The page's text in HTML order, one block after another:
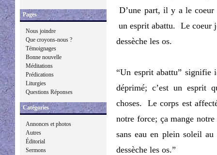
Pages
Nous joindre
Que croyons-nous ?
Témoignages
Bonne nouvelle
Méditations
Prédications
Liturgies
Questions Réponses
Catégories
Annonces et photos
Autres
Éditorial
Sermons
D’une part, il y a le
un esprit abattu. Le coeur
dessèche les os.
“Un esprit abattu”
déprimé; c’est un esprit
choses. Le corps est
notre force; ça mange
sans eau en plein soleil
dessèche les os.”